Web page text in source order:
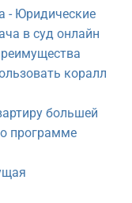
- Юридические
в суд онлайн
коралл
большей
программе